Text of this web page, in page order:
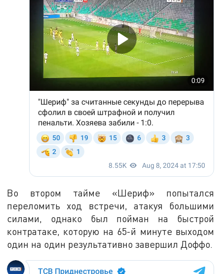
Во втором тайме «Шериф» попытался
переломить ход встречи, атакуя большими
силами, однако был пойман на быстрой
контратаке, которую на 65-й минуте выходом
один на один результативно завершил Доффо.